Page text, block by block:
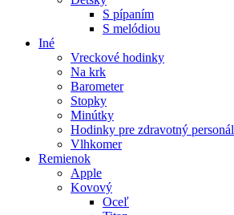
S pípaním
S melódiou
Iné
Vreckové hodinky
Na krk
Barometer
Stopky
Minútky
Hodinky pre zdravotný personál
Vlhkomer
Remienok
Apple
Kovový
Oceľ